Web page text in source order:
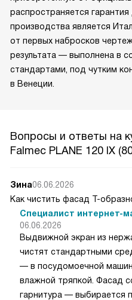
распространяется
производства является
от первых набросков
результата — выполнена в
стандартами, под чутким
в Венеции.
Вопросы и ответы на
Falmec PLANE 120 IX
Зина06.06.2026
Как чистить фасад Т-
Специалист интернет-
06.06.2026
Выдвижной экран из
чистят стандартными
— в посудомоечной
влажной тряпкой. Фасад
гарнитура — выбирается